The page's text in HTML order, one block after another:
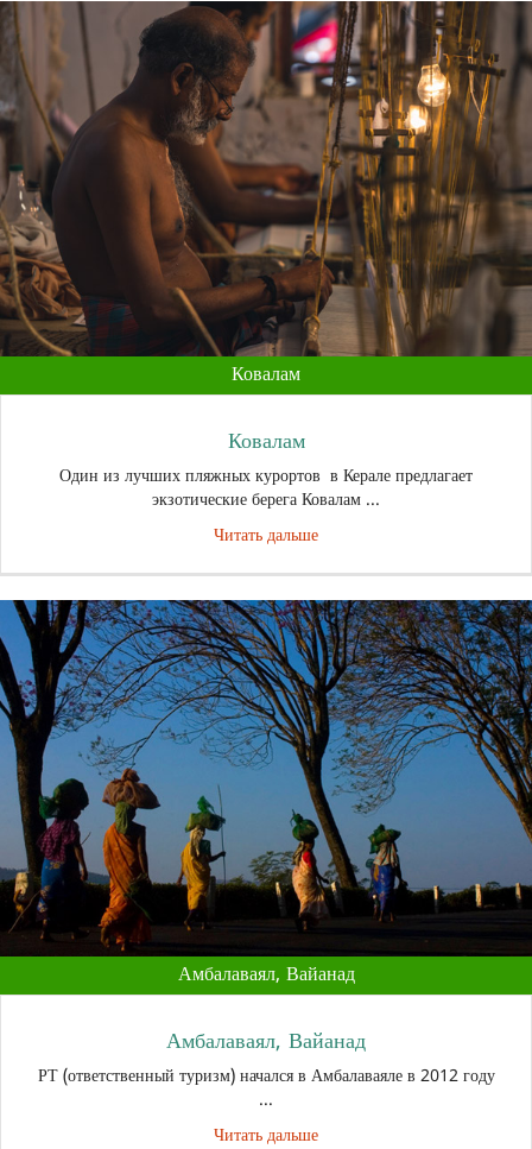
Ковалам
Ковалам
Один из лучших пляжных курортов в Керале предлагает
экзотические берега Ковалам ...
Читать дальше
Амбалаваял, Вайанад
Амбалаваял, Вайанад
РТ (ответственный туризм) начался в Амбалаваяле в 2012 году
...
Читать дальше